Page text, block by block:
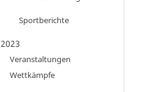
Sportberichte
2023
Veranstaltungen
Wettkämpfe